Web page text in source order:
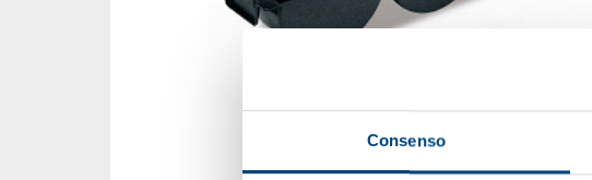
Consenso
immagine